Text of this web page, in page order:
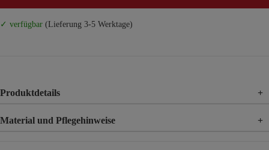
✓ verfügbar (Lieferung 3-5 Werktage)
Produktdetails +
Material und Pflegehinweise +